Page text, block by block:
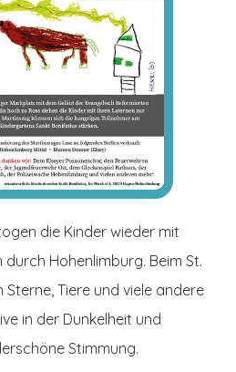
die Kinder wieder mit
Hohenlimburg. Beim St.
Tiere und viele andere
in der Dunkelheit und
Stimmung.